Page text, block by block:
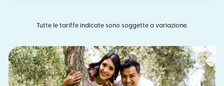
Tutte le tariffe indicate sono soggette a variazione.